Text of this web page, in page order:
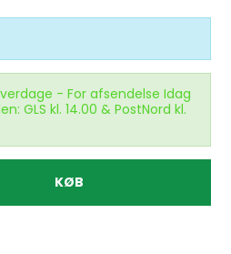
- For afsendelse Idag
GLS kl. 14.00 & PostNord kl.
KØB